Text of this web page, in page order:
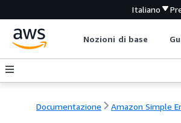
Italiano
Nozioni di base
Documentazione Amazon Simple